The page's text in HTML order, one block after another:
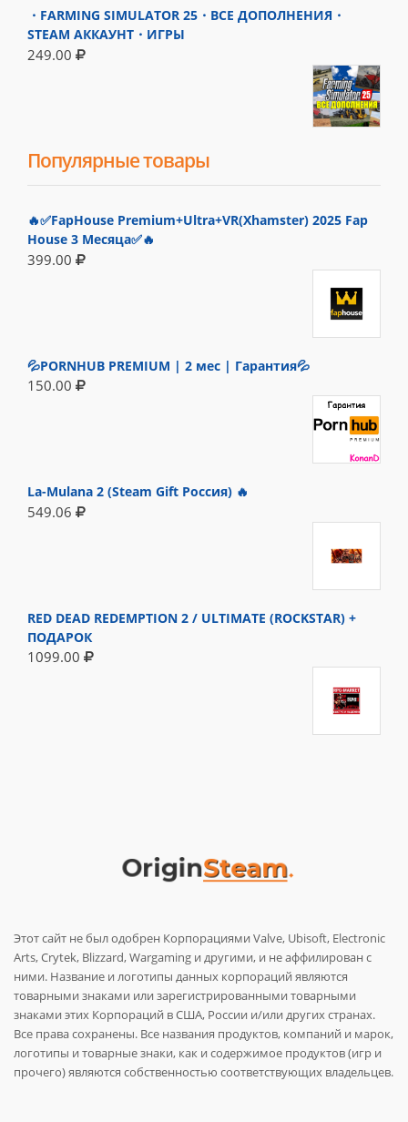
・FARMING SIMULATOR 25・ВСЕ ДОПОЛНЕНИЯ・
STEAM АККАУНТ・ИГРЫ
249.00
Популярные товары
🔥✅FapHouse Premium+Ultra+VR(Xhamster) 2025 Fap
House 3 Месяца✅🔥
399.00
💦PORNHUB PREMIUM | 2 мес | Гарантия💦
150.00
La-Mulana 2 (Steam Gift Россия) 🔥
549.06
RED DEAD REDEMPTION 2 / ULTIMATE (ROCKSTAR) +
ПОДАРОК
1099.00
Этот сайт не был одобрен Корпорациями Valve, Ubisoft, Electronic
Arts, Crytek, Blizzard, Wargaming и другими, и не аффилирован с
ними. Название и логотипы данных корпораций являются
товарными знаками или зарегистрированными товарными
знаками этих Корпораций в США, России и/или других странах.
Все права сохранены. Все названия продуктов, компаний и марок,
логотипы и товарные знаки, как и содержимое продуктов (игр и
прочего) являются собственностью соответствующих владельцев.